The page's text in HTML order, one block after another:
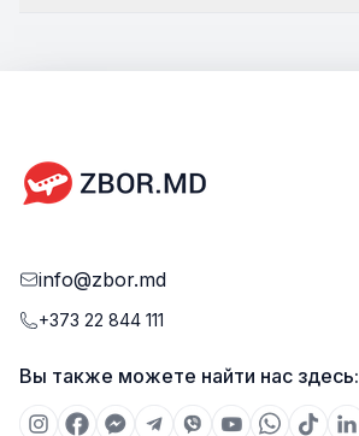
info@zbor.md
+373 22 844 111
Вы также можете найти нас здесь: